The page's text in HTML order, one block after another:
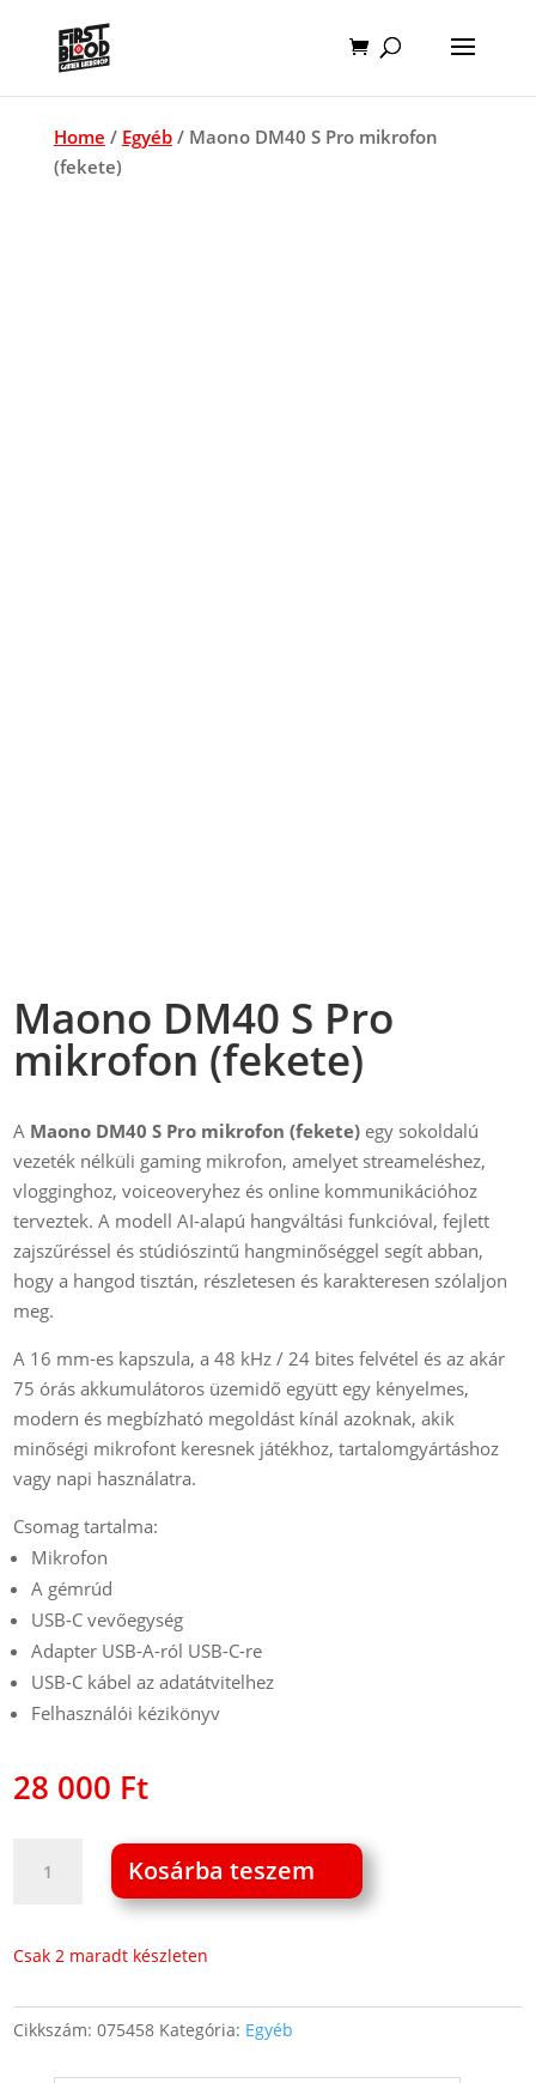
Home / Egyéb/ Maono DM40 S Pro mikrofon
(fekete)
Maono DM40 S Pro
mikrofon (fekete)
A Maono DM40 S Pro mikrofon (fekete) egy sokoldalú
vezeték nélküli gaming mikrofon, amelyet streameléshez,
vlogginghoz, voiceoveryhez és online kommunikációhoz
terveztek. A modell AI-alapú hangváltási funkcióval, fejlett
zajszűréssel és stúdiószintű hangminőséggel segít abban,
hogy a hangod tisztán, részletesen és karakteresen szólaljon
meg.
A 16 mm-es kapszula, a 48 kHz / 24 bites felvétel és az akár
75 órás akkumulátoros üzemidő együtt egy kényelmes,
modern és megbízható megoldást kínál azoknak, akik
minőségi mikrofont keresnek játékhoz, tartalomgyártáshoz
vagy napi használatra.
Csomag tartalma:
Mikrofon
A gémrúd
USB-C vevőegység
Adapter USB-A-ról USB-C-re
USB-C kábel az adatátvitelhez
Felhasználói kézikönyv
28 000 Ft
DM40
(fekete)
mennyiség
Kosárba teszem
Csak 2 maradt készleten
Cikkszám:075458 Kategória: Egyéb